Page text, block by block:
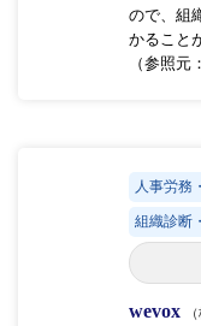
ので、組
かること
（参照元
人事労務
組織診断
wevox